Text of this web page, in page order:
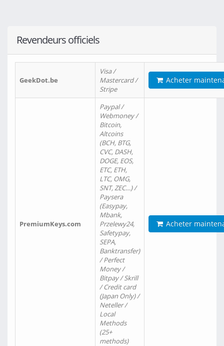
Revendeurs officiels
GeekDot.be
Visa /
Mastercard /
Stripe
Acheter
PremiumKeys.com
Paypal /
Webmoney /
Bitcoin,
Altcoins
(BCH, BTG,
CVC, DASH,
DOGE, EOS,
ETC, ETH,
LTC, OMG,
SNT, ZEC…) /
Paysera
(Easypay,
Mbank,
Przelewy24,
Safetypay,
SEPA,
Banktransfer)
/ Perfect
Money /
Bitpay / Skrill
/ Credit card
(Japan Only) /
Neteller /
Local
Methods
(25+
methods)
Acheter